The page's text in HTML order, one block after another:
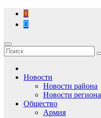
Перейти
содержимому
Новости
Новости района
Новости региона
Общество
Армия